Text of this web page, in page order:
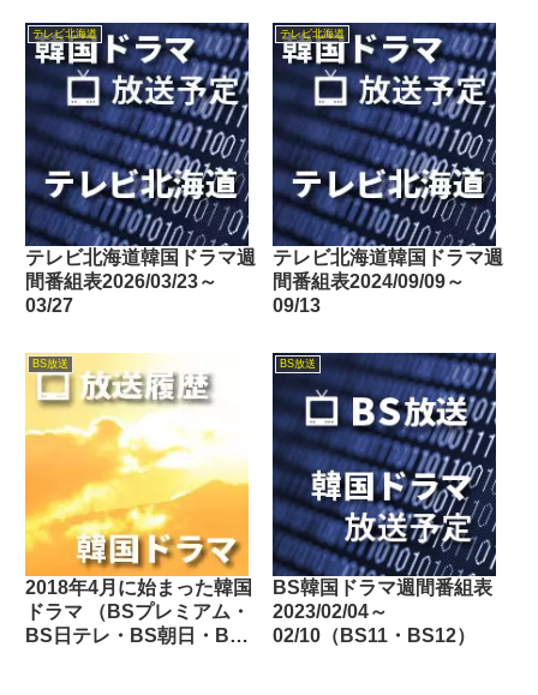
テレビ北海道
テレビ北海道韓国ドラマ週
間番組表2026/03/23～
03/27
テレビ北海道
テレビ北海道韓国ドラマ週
間番組表2024/09/09～
09/13
BS放送
2018年4月に始まった韓国
ドラマ （BSプレミアム・
BS日テレ・BS朝日・BS-
BS放送
BS韓国ドラマ週間番組表
2023/02/04～
02/10（BS11・BS12）